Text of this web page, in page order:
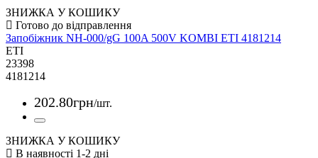
ЗНИЖКА У КОШИКУ
Запобіжник NH-000/gG 100A 500V KOMBI ETI 4181214
ETI
23398
4181214
202.80грн/шт.
ЗНИЖКА У КОШИКУ